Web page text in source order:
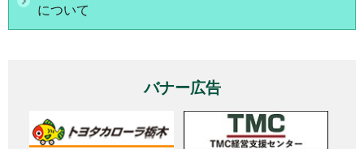
について
バナー広告